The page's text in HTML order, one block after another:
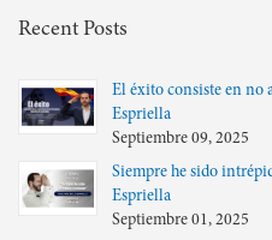
Recent Posts
El éxito consiste en no
Espriella
Septiembre 09, 2025
Siempre he sido
Espriella
Septiembre 01, 2025